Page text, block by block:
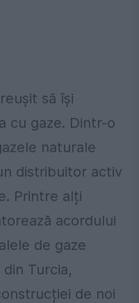
să își
cu gaze. Dintr-o
naturale
distribuitor activ
Printre alți
acordului
de gaze
Turcia,
de noi